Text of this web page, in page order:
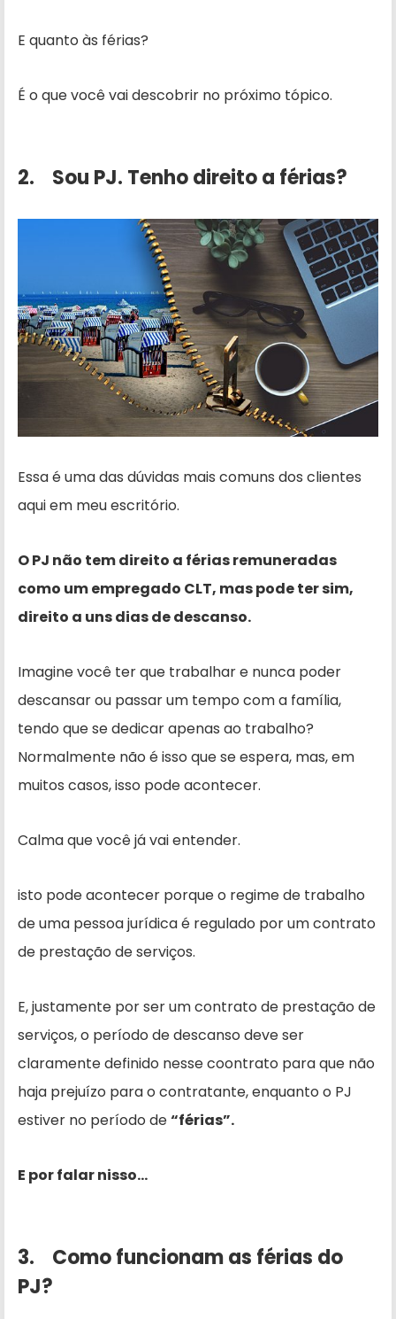
E quanto às férias?
É o que você vai descobrir no próximo tópico.
2. Sou PJ. Tenho direito a férias?
Essa é uma das dúvidas mais comuns dos clientes
aqui em meu escritório.
O PJ não tem direito a férias remuneradas
como um empregado CLT, mas pode ter sim,
direito a uns dias de descanso.
Imagine você ter que trabalhar e nunca poder
descansar ou passar um tempo com a família,
tendo que se dedicar apenas ao trabalho?
Normalmente não é isso que se espera, mas, em
muitos casos, isso pode acontecer.
Calma que você já vai entender.
isto pode acontecer porque o regime de trabalho
de uma pessoa jurídica é regulado por um contrato
de prestação de serviços.
E, justamente por ser um contrato de prestação de
serviços, o período de descanso deve ser
claramente definido nesse coontrato para que não
haja prejuízo para o contratante, enquanto o PJ
estiver no período de“férias”.
E por falar nisso…
3. Como funcionam as férias do
PJ?